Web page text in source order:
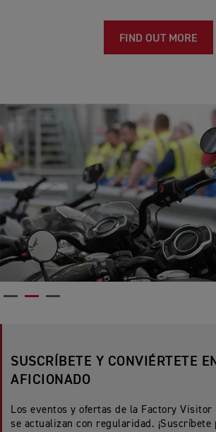
FIND OUT MORE
SUSCRÍBETE Y CONVIÉRTETE
AFICIONADO
Los eventos y ofertas de la Factory Visitor
se actualizan con regularidad. ¡Suscríbete